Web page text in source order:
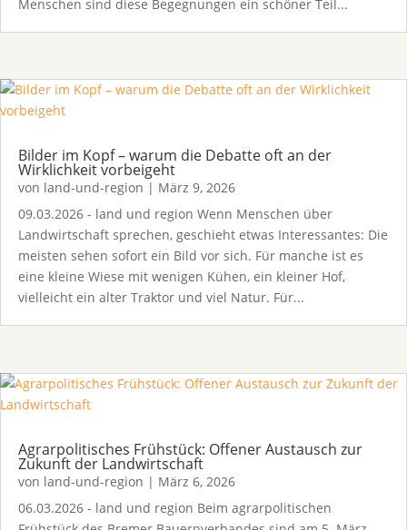
Menschen sind diese Begegnungen ein schöner Teil...
Bilder im Kopf – warum die Debatte oft an der
Wirklichkeit vorbeigeht
von land-und-region | März 9, 2026
09.03.2026 - land und region Wenn Menschen über
Landwirtschaft sprechen, geschieht etwas Interessantes: Die
meisten sehen sofort ein Bild vor sich. Für manche ist es
eine kleine Wiese mit wenigen Kühen, ein kleiner Hof,
vielleicht ein alter Traktor und viel Natur. Für...
Agrarpolitisches Frühstück: Offener Austausch zur
Zukunft der Landwirtschaft
von land-und-region | März 6, 2026
06.03.2026 - land und region Beim agrarpolitischen